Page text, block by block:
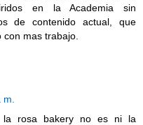
en la Academia sin
de contenido actual, que
mas trabajo.
la rosa bakery no es ni la